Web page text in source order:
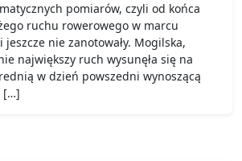
pomiarów, czyli od końca
ruchu rowerowego w marcu
nie zanotowały. Mogilska,
największy ruch wysunęła się na
w dzień powszedni wynoszącą
[…]